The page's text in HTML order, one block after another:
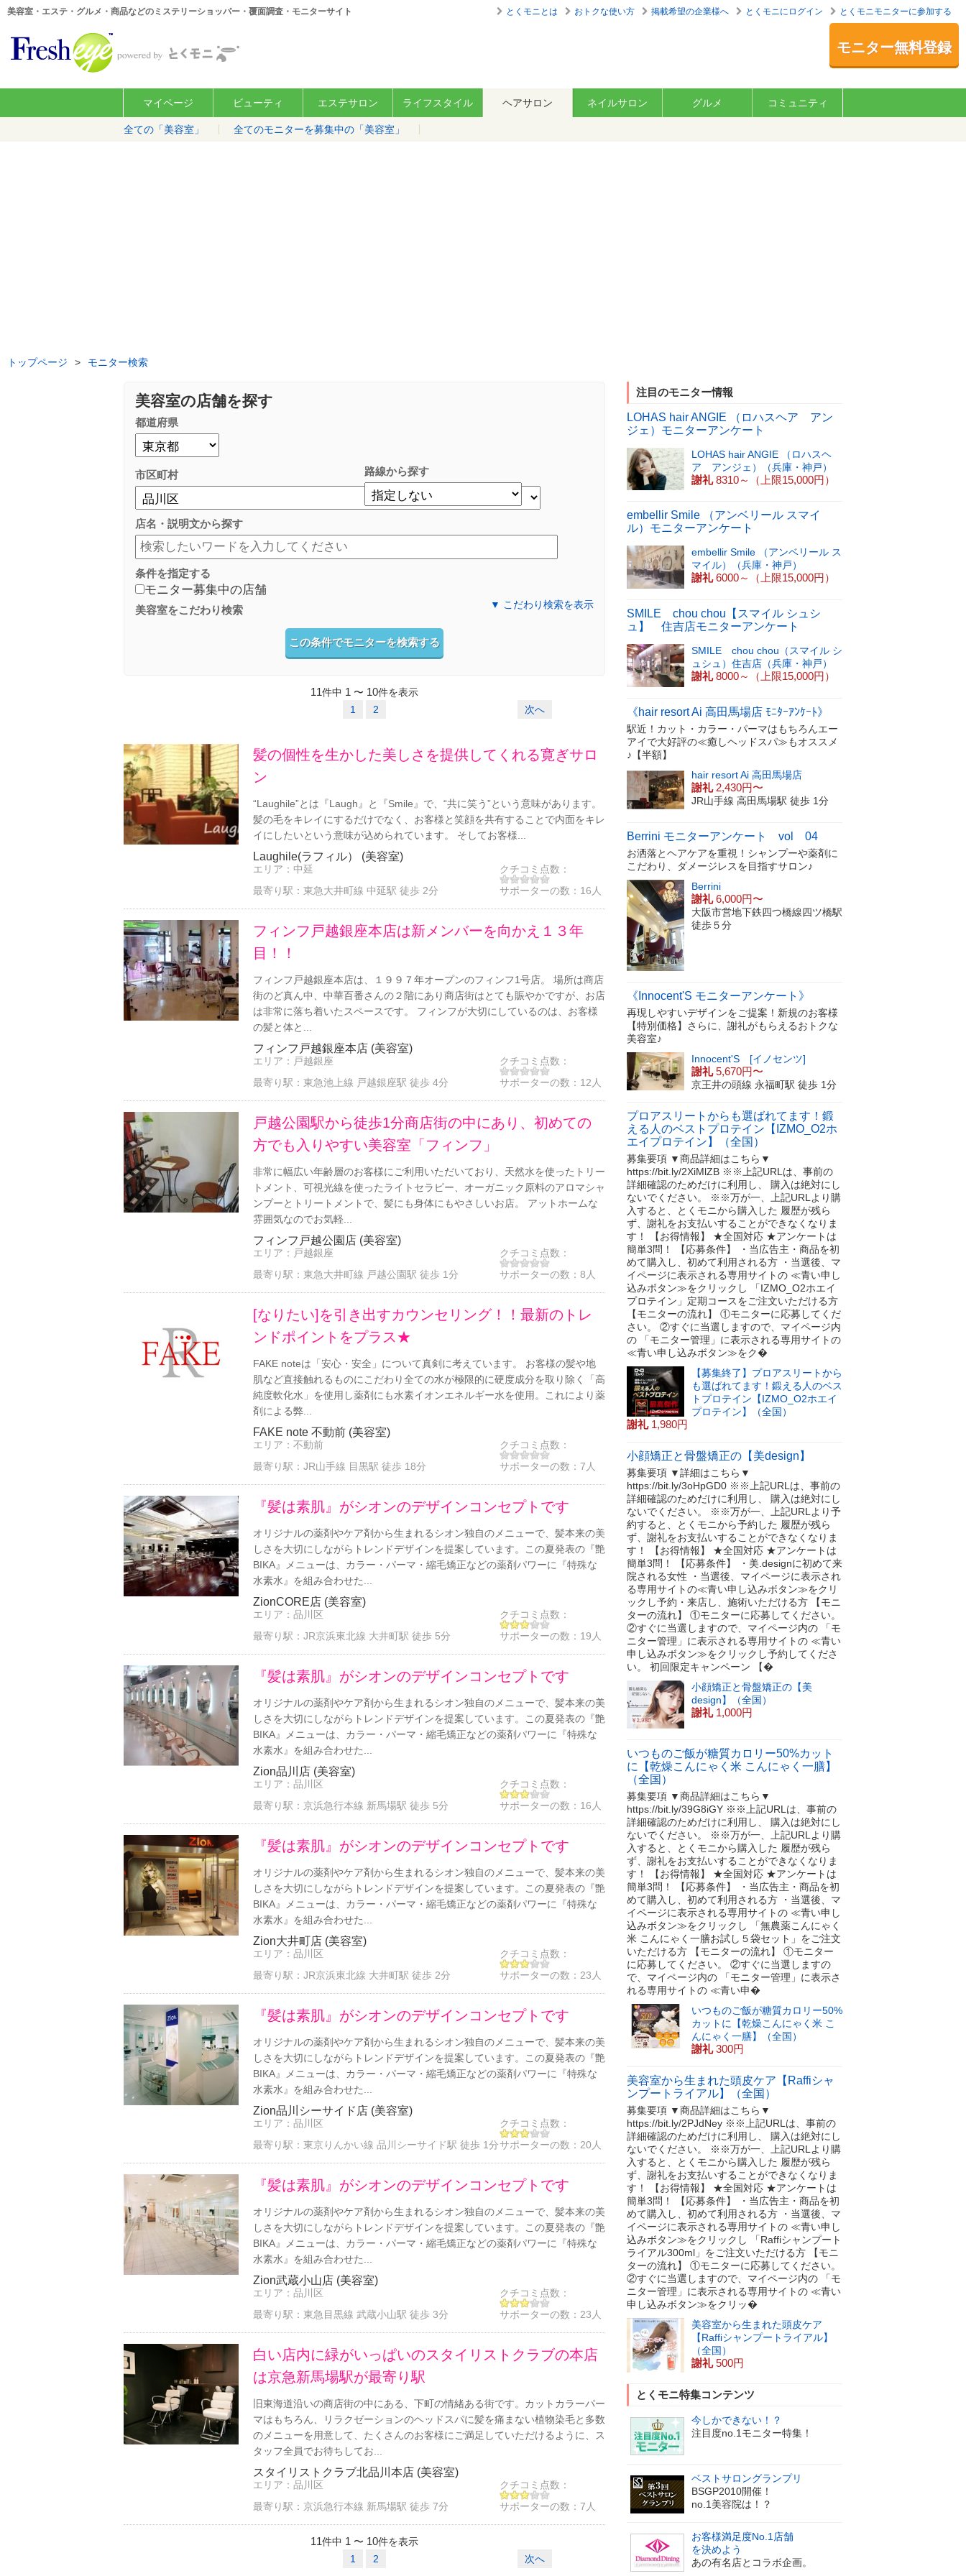
美容室・エステ・グルメ・商品などのミステリーショッパー・覆面調査・モニターサイト とくモニとは おトクな使い方 掲載希望の企業様へ とくモニにログイン とくモニモニターに参加する
モニター無料登録
マイページ ビューティ エステサロン ライフスタイル ヘアサロン ネイルサロン グルメ コミュニティ
全ての「美容室」 全てのモニターを募集中の「美容室」
トップページ > モニター検索
美容室の店舗を探す
都道府県
市区町村 路線から探す
店名・説明文から探す
条件を指定する
モニター募集中の店舗
美容室をこだわり検索 ▼ こだわり検索を表示
この条件でモニターを検索する
11件中 1 〜 10件を表示
1
2 次へ
髪の個性を生かした美しさを提供してくれる寛ぎサロ
ン
“Laughile”とは『Laugh』と『Smile』で、“共に笑う”という意味があります。
髪の毛をキレイにするだけでなく、お客様と笑顔を共有することで内面をキレ
イにしたいという意味が込められています。 そしてお客様...
Laughile(ラフィル） (美容室)
エリア： 中延
クチコミ点数：
最寄り駅： 東急大井町線 中延駅 徒歩 2分 サポーターの数： 16人
フィンフ戸越銀座本店は新メンバーを向かえ１３年
目！！
フィンフ戸越銀座本店は、１９９７年オープンのフィンフ1号店。 場所は商店
街のど真ん中、中華百番さんの２階にあり商店街はとても賑やかですが、お店
は非常に落ち着いたスペースです。 フィンフが大切にしているのは、お客様
の髪と体と...
フィンフ戸越銀座本店 (美容室)
エリア： 戸越銀座
クチコミ点数：
最寄り駅： 東急池上線 戸越銀座駅 徒歩 4分 サポーターの数： 12人
戸越公園駅から徒歩1分商店街の中にあり、初めての
方でも入りやすい美容室「フィンフ」
非常に幅広い年齢層のお客様にご利用いただいており、天然水を使ったトリー
トメント、可視光線を使ったライトセラピー、オーガニック原料のアロマシャ
ンプーとトリートメントで、髪にも身体にもやさしいお店。 アットホームな
雰囲気なのでお気軽...
フィンフ戸越公園店 (美容室)
エリア： 戸越銀座
クチコミ点数：
最寄り駅： 東急大井町線 戸越公園駅 徒歩 1分 サポーターの数： 8人
[なりたい]を引き出すカウンセリング！！最新のトレ
ンドポイントをプラス★
FAKE noteは「安心・安全」について真剣に考えています。 お客様の髪や地
肌など直接触れるものにこだわり全ての水が極限的に硬度成分を取り除く「高
純度軟化水」を使用し薬剤にも水素イオンエネルギー水を使用。これにより薬
剤による弊...
FAKE note 不動前 (美容室)
エリア： 不動前
クチコミ点数：
最寄り駅： JR山手線 目黒駅 徒歩 18分 サポーターの数： 7人
『髪は素肌』がシオンのデザインコンセプトです
オリジナルの薬剤やケア剤から生まれるシオン独自のメニューで、髪本来の美
しさを大切にしながらトレンドデザインを提案しています。この夏発表の『艶
BIKA』メニューは、カラー・パーマ・縮毛矯正などの薬剤パワーに『特殊な
水素水』を組み合わせた...
ZionCORE店 (美容室)
エリア： 品川区
クチコミ点数：
最寄り駅： JR京浜東北線 大井町駅 徒歩 5分 サポーターの数： 19人
『髪は素肌』がシオンのデザインコンセプトです
オリジナルの薬剤やケア剤から生まれるシオン独自のメニューで、髪本来の美
しさを大切にしながらトレンドデザインを提案しています。この夏発表の『艶
BIKA』メニューは、カラー・パーマ・縮毛矯正などの薬剤パワーに『特殊な
水素水』を組み合わせた...
Zion品川店 (美容室)
エリア： 品川区
クチコミ点数：
最寄り駅： 京浜急行本線 新馬場駅 徒歩 5分 サポーターの数： 16人
『髪は素肌』がシオンのデザインコンセプトです
オリジナルの薬剤やケア剤から生まれるシオン独自のメニューで、髪本来の美
しさを大切にしながらトレンドデザインを提案しています。この夏発表の『艶
BIKA』メニューは、カラー・パーマ・縮毛矯正などの薬剤パワーに『特殊な
水素水』を組み合わせた...
Zion大井町店 (美容室)
エリア： 品川区
クチコミ点数：
最寄り駅： JR京浜東北線 大井町駅 徒歩 2分 サポーターの数： 23人
『髪は素肌』がシオンのデザインコンセプトです
オリジナルの薬剤やケア剤から生まれるシオン独自のメニューで、髪本来の美
しさを大切にしながらトレンドデザインを提案しています。この夏発表の『艶
BIKA』メニューは、カラー・パーマ・縮毛矯正などの薬剤パワーに『特殊な
水素水』を組み合わせた...
Zion品川シーサイド店 (美容室)
エリア： 品川区
クチコミ点数：
最寄り駅： 東京りんかい線 品川シーサイド駅 徒歩 1分サポーターの数： 20人
『髪は素肌』がシオンのデザインコンセプトです
オリジナルの薬剤やケア剤から生まれるシオン独自のメニューで、髪本来の美
しさを大切にしながらトレンドデザインを提案しています。この夏発表の『艶
BIKA』メニューは、カラー・パーマ・縮毛矯正などの薬剤パワーに『特殊な
水素水』を組み合わせた...
Zion武蔵小山店 (美容室)
エリア： 品川区
クチコミ点数：
最寄り駅： 東急目黒線 武蔵小山駅 徒歩 3分 サポーターの数： 23人
白い店内に緑がいっぱいのスタイリストクラブの本店
は京急新馬場駅が最寄り駅
旧東海道沿いの商店街の中にある、下町の情緒ある街です。カットカラーパー
マはもちろん、リラクゼーションのヘッドスパに髪を痛まない植物染毛と多数
のメニューを用意して、たくさんのお客様にご満足していただけるように、ス
タッフ全員でお待ちしてお...
スタイリストクラブ北品川本店 (美容室)
エリア： 品川区
クチコミ点数：
最寄り駅： 京浜急行本線 新馬場駅 徒歩 7分 サポーターの数： 7人
11件中 1 〜 10件を表示
1
2 次へ
注目のモニター情報
LOHAS hair ANGIE （ロハスヘア アン
ジェ）モニターアンケート
LOHAS hair ANGIE （ロハスヘ
ア アンジェ）（兵庫・神戸）
謝礼 8310～（上限15,000円）
embellir Smile （アンベリール スマイ
ル）モニターアンケート
embellir Smile （アンベリール ス
マイル）（兵庫・神戸）
謝礼 6000～（上限15,000円）
SMILE chou chou【スマイル シュシ
ュ】 住吉店モニターアンケート
SMILE chou chou（スマイル シ
ュシュ）住吉店（兵庫・神戸）
謝礼 8000～（上限15,000円）
《hair resort Ai 高田馬場店 ﾓﾆﾀｰｱﾝｹｰﾄ》
駅近！カット・カラー・パーマはもちろんエー
アイで大好評の≪癒しヘッドスパ≫もオススメ
♪【半額】
hair resort Ai 高田馬場店
謝礼 2,430円〜
JR山手線 高田馬場駅 徒歩 1分
Berrini モニターアンケート vol 04
お洒落とヘアケアを重視！シャンプーや薬剤に
こだわり、ダメージレスを目指すサロン♪
Berrini
謝礼 6,000円〜
大阪市営地下鉄四つ橋線四ツ橋駅
徒歩５分
《Innocent'S モニターアンケート》
再現しやすいデザインをご提案！新規のお客様
【特別価格】さらに、謝礼がもらえるおトクな
美容室♪
Innocent'S [イノセンツ]
謝礼 5,670円〜
京王井の頭線 永福町駅 徒歩 1分
プロアスリートからも選ばれてます！鍛
える人のベストプロテイン【IZMO_O2ホ
エイプロテイン】（全国）
募集要項 ▼商品詳細はこちら▼
https://bit.ly/2XiMlZB ※※上記URLは、事前の
詳細確認のためだけに利用し、 購入は絶対にし
ないでください。 ※※万が一、上記URLより購
入すると、とくモニから購入した 履歴が残ら
ず、謝礼をお支払いすることができなくなりま
す！ 【お得情報】 ★全国対応 ★アンケートは
簡単3問！ 【応募条件】 ・当広告主・商品を初
めて購入し、初めて利用される方 ・当選後、マ
イページに表示される専用サイトの ≪青い申し
込みボタン≫をクリックし 「IZMO_O2ホエイ
プロテイン」定期コースをご注文いただける方
【モニターの流れ】 ①モニターに応募してくだ
さい。 ②すぐに当選しますので、マイページ内
の 「モニター管理」に表示される専用サイトの
≪青い申し込みボタン≫をク�
【募集終了】プロアスリートから
も選ばれてます！鍛える人のベス
トプロテイン【IZMO_O2ホエイ
プロテイン】（全国）
謝礼 1,980円
小顔矯正と骨盤矯正の【美design】
募集要項 ▼詳細はこちら▼
https://bit.ly/3oHpGD0 ※※上記URLは、事前の
詳細確認のためだけに利用し、 購入は絶対にし
ないでください。 ※※万が一、上記URLより予
約すると、とくモニから予約した 履歴が残ら
ず、謝礼をお支払いすることができなくなりま
す！ 【お得情報】 ★全国対応 ★アンケートは
簡単3問！ 【応募条件】 ・美.designに初めて来
院される女性 ・当選後、マイページに表示され
る専用サイトの≪青い申し込みボタン≫をクリ
ックし予約・来店し、施術いただける方 【モニ
ターの流れ】 ①モニターに応募してください。
②すぐに当選しますので、マイページ内の 「モ
ニター管理」に表示される専用サイトの ≪青い
申し込みボタン≫をクリックし予約してくださ
い。 初回限定キャンペーン 【�
小顔矯正と骨盤矯正の【美
design】（全国）
謝礼 1,000円
いつものご飯が糖質カロリー50%カット
に【乾燥こんにゃく米 こんにゃく一膳】
（全国）
募集要項 ▼商品詳細はこちら▼
https://bit.ly/39G8iGY ※※上記URLは、事前の
詳細確認のためだけに利用し、 購入は絶対にし
ないでください。 ※※万が一、上記URLより購
入すると、とくモニから購入した 履歴が残ら
ず、謝礼をお支払いすることができなくなりま
す！ 【お得情報】 ★全国対応 ★アンケートは
簡単3問！ 【応募条件】 ・当広告主・商品を初
めて購入し、初めて利用される方 ・当選後、マ
イページに表示される専用サイトの ≪青い申し
込みボタン≫をクリックし 「無農薬こんにゃく
米 こんにゃく一膳お試し５袋セット」をご注文
いただける方 【モニターの流れ】 ①モニター
に応募してください。 ②すぐに当選しますの
で、マイページ内の 「モニター管理」に表示さ
れる専用サイトの ≪青い申�
いつものご飯が糖質カロリー50%
カットに【乾燥こんにゃく米 こ
んにゃく一膳】（全国）
謝礼 300円
美容室から生まれた頭皮ケア【Raffiシャ
ンプートライアル】（全国）
募集要項 ▼商品詳細はこちら▼
https://bit.ly/2PJdNey ※※上記URLは、事前の
詳細確認のためだけに利用し、 購入は絶対にし
ないでください。 ※※万が一、上記URLより購
入すると、とくモニから購入した 履歴が残ら
ず、謝礼をお支払いすることができなくなりま
す！ 【お得情報】 ★全国対応 ★アンケートは
簡単3問！ 【応募条件】 ・当広告主・商品を初
めて購入し、初めて利用される方 ・当選後、マ
イページに表示される専用サイトの ≪青い申し
込みボタン≫をクリックし 「Raffiシャンプート
ライアル300ml」をご注文いただける方 【モニ
ターの流れ】 ①モニターに応募してください。
②すぐに当選しますので、マイページ内の 「モ
ニター管理」に表示される専用サイトの ≪青い
申し込みボタン≫をクリッ�
美容室から生まれた頭皮ケア
【Raffiシャンプートライアル】
（全国）
謝礼 500円
とくモニ特集コンテンツ
今しかできない！？
注目度no.1モニター特集！
ベストサロングランプリ
BSGP2010開催！
no.1美容院は！？
お客様満足度No.1店舗
を決めよう
あの有名店とコラボ企画。